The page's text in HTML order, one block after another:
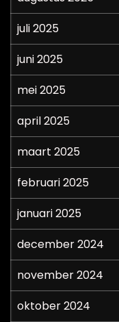
juli 2025
juni 2025
mei 2025
april 2025
maart 2025
februari 2025
januari 2025
december 2024
november 2024
oktober 2024